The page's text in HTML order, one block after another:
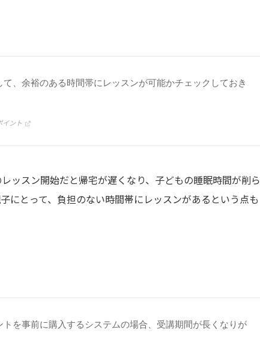
、余裕のある時間帯にレッスンが可能かチェックしておき
イント
ッスン開始だと帰宅が遅くなり、子どもの睡眠時間が削ら
にとって、負担のない時間帯にレッスンがあるという点も
を事前に購入するシステムの場合、受講期間が長くなりが